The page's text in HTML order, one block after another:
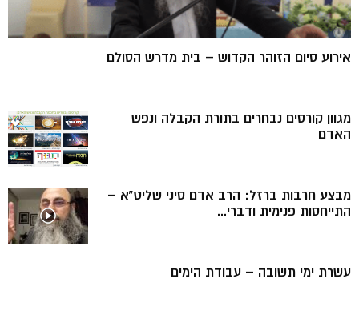
אירוע סיום הזוהר הקדוש – בית מדרש הסולם
מגוון קורסים נבחרים בתורת הקבלה ונפש
האדם
מבצע חרבות ברזל: הרב אדם סיני שליט”א –
התייחסות פנימית ודברי...
עשרת ימי תשובה – עבודת הימים